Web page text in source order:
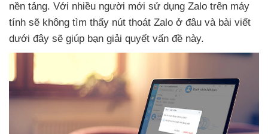
nền tảng. Với nhiều người mới sử dụng Zalo trên máy
tính sẽ không tìm thấy nút thoát Zalo ở đâu và bài viết
dưới đây sẽ giúp bạn giải quyết vấn đề này.